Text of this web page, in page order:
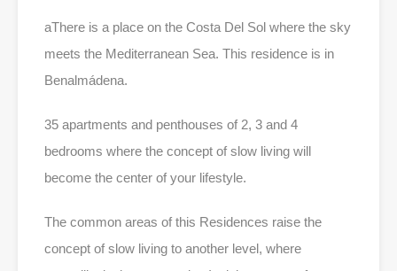
aThere is a place on the Costa Del Sol where the sky
meets the Mediterranean Sea. This residence is in
Benalmádena.
35 apartments and penthouses of 2, 3 and 4
bedrooms where the concept of slow living will
become the center of your lifestyle.
The common areas of this Residences raise the
concept of slow living to another level, where